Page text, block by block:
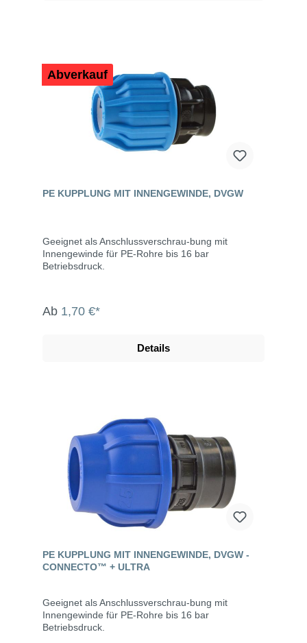
Abverkauf
PE KUPPLUNG MIT INNENGEWINDE, DVGW
Geeignet als Anschlussverschrau-bung mit
Innengewinde für PE-Rohre bis 16 bar
Betriebsdruck.
Ab 1,70 €*
Details
PE KUPPLUNG MIT INNENGEWINDE, DVGW -
CONNECTO™ + ULTRA
Geeignet als Anschlussverschrau-bung mit
Innengewinde für PE-Rohre bis 16 bar
Betriebsdruck.